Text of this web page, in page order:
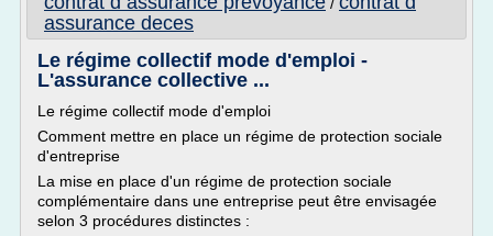
assurance deces
Le régime collectif mode d'emploi -
L'assurance collective ...
Le régime collectif mode d'emploi
Comment mettre en place un régime de protection sociale
d'entreprise
La mise en place d'un régime de protection sociale
complémentaire dans une entreprise peut être envisagée
selon 3 procédures distinctes :